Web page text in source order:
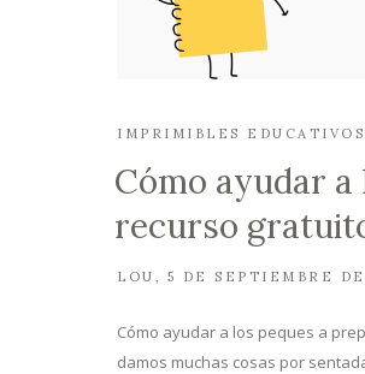
IMPRIMIBLES EDUCATIVOS
Cómo ayudar
recurso
LOU 5 DE SEPTIEMBRE
Cómo ayudar a los peques a
damos muchas cosas por